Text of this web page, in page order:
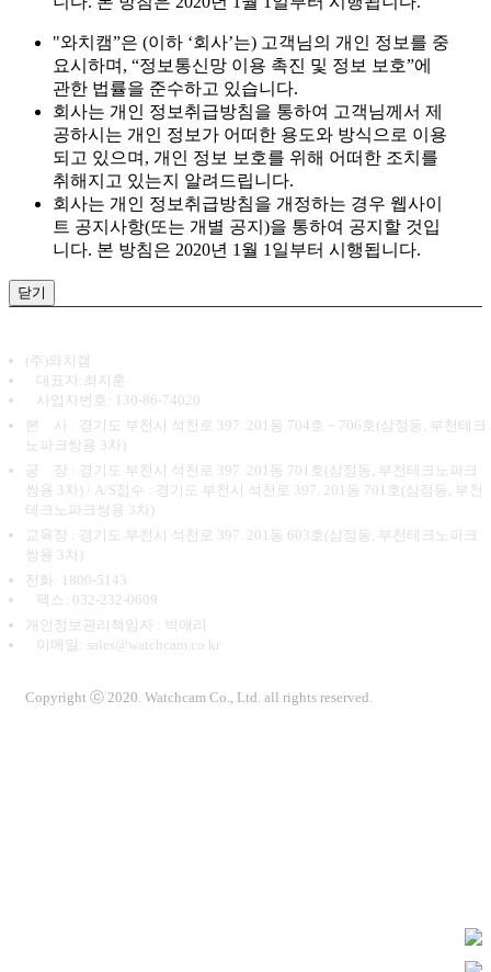
"와치캠”은 (이하 ‘회사’는) 고객님의 개인 정보를 중
요시하며, “정보통신망 이용 촉진 및 정보 보호”에
관한 법률을 준수하고 있습니다.
회사는 개인 정보취급방침을 통하여 고객님께서 제
공하시는 개인 정보가 어떠한 용도와 방식으로 이용
되고 있으며, 개인 정보 보호를 위해 어떠한 조치를
취해지고 있는지 알려드립니다.
회사는 개인 정보취급방침을 개정하는 경우 웹사이
트 공지사항(또는 개별 공지)을 통하여 공지할 것입
니다. 본 방침은 2020년 1월 1일부터 시행됩니다.
닫기
(주)와치캠
대표자:최지훈
사업자번호: 130-86-74020
본 사 : 경기도 부천시 석천로 397. 201동 704호 ~ 706호(삼정동, 부천테크
노파크쌍용 3차)
공 장 : 경기도 부천시 석천로 397. 201동 701호(삼정동, 부천테크노파크
쌍용 3차) / A/S접수 : 경기도 부천시 석천로 397. 201동 701호(삼정동, 부천
테크노파크쌍용 3차)
교육장 : 경기도 부천시 석천로 397. 201동 603호(삼정동, 부천테크노파크
쌍용 3차)
전화: 1800-5143
팩스: 032-232-0609
개인정보관리책임자 : 박애리
이메일: sales@watchcam.co.kr
Copyright ⓒ 2020. Watchcam Co., Ltd. all rights reserved.